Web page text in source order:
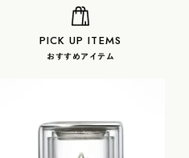
PICK UP ITEMS
おすすめアイテム